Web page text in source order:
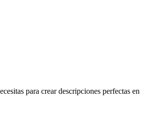
para crear descripciones perfectas en